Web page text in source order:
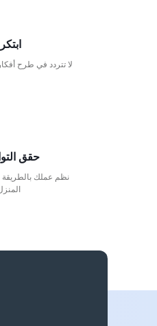
لا تتردد في طرح
حقق
نظم عملك بالطريقة